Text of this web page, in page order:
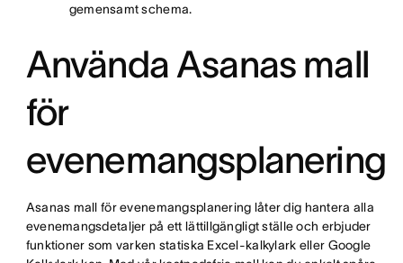
gemensamt schema.
Använda Asanas mall
för
evenemangsplanering
Asanas mall för evenemangsplanering låter dig hantera alla
evenemangsdetaljer på ett lättillgängligt ställe och erbjuder
funktioner som varken statiska Excel-kalkylark eller Google